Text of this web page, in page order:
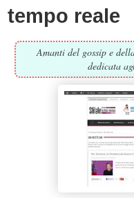
tempo reale
Amanti del gossip e
dedicata